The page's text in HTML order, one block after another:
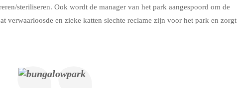
steriliseren. Ook wordt de manager van het park aangespoord om de
verwaarloosde en zieke katten slechte reclame zijn voor het park en zorgt